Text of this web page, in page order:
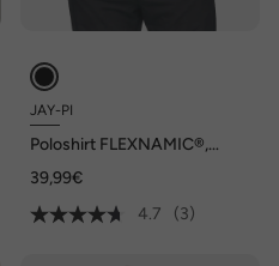
JAY-PI
Poloshirt FLEXNAMIC®,
39,99€
4.7
(3)